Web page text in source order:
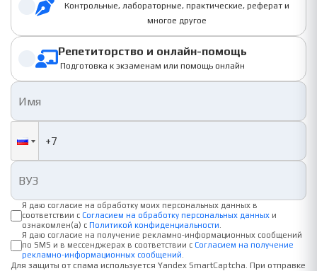
Контрольные, лабораторные, практические, реферат и
многое другое
Репетиторство и онлайн-помощь
Подготовка к экзаменам или помощь онлайн
Я даю согласие на обработку моих персональных данных в
соответствии с Согласием на обработку персональных данных и
ознакомлен(а) с Политикой конфиденциальности
Я даю согласие на получение рекламно-информационных сообщений
по SMS и в мессенджерах в соответствии с Согласием на получение
рекламно-информационных сообщений
Для защиты от спама используется Yandex SmartCaptcha. При отправке